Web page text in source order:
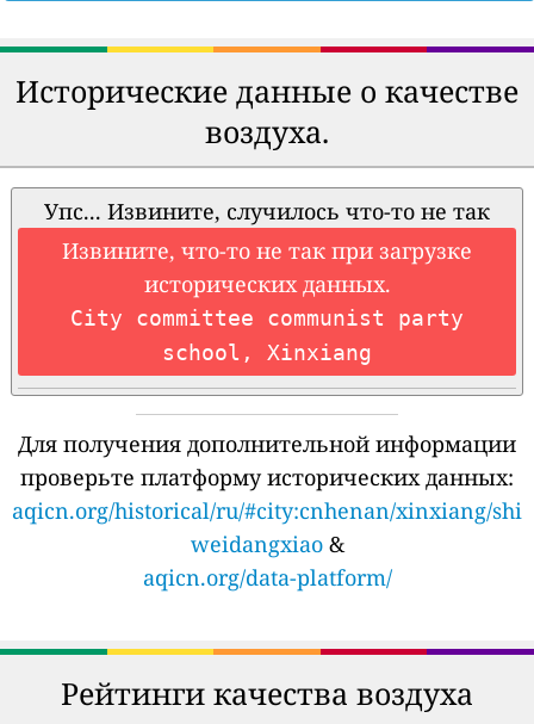
Исторические данные о качестве
воздуха.
Упс... Извините, случилось что-то не так
Извините, что-то не так при загрузке
исторических данных.
City committee communist party
school, Xinxiang
Для получения дополнительной информации
проверьте платформу исторических данных:
aqicn.org/historical/ru/#city:cnhenan/xinxiang/shi
weidangxiao&
aqicn.org/data-platform/
Рейтинги качества воздуха